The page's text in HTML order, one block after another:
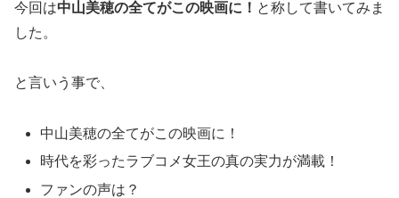
今回は中山美穂の全てがこの映画に！ と称して書いてみま
した。
と言いう事で、
中山美穂の全てがこの映画に！
時代を彩ったラブコメ女王の真の実力が満載！
ファンの声は？